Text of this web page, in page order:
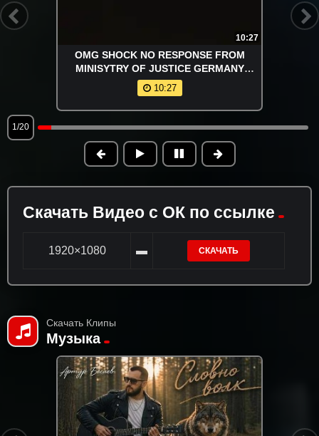
10:27
OMG SHOCK NO RESPONSE FROM
MINISYTRY OF JUSTICE GERMANY
THATS NOT POSSIBLE IN GERMANY YOU
MUST BE LYING. NEVER HEARD OF THAT
LBGT GERMANY
10:27
1/20
Скачать Видео с ОК по ссылке
1920×1080 ▬ СКАЧАТЬ
Скачать Клипы
Музыка